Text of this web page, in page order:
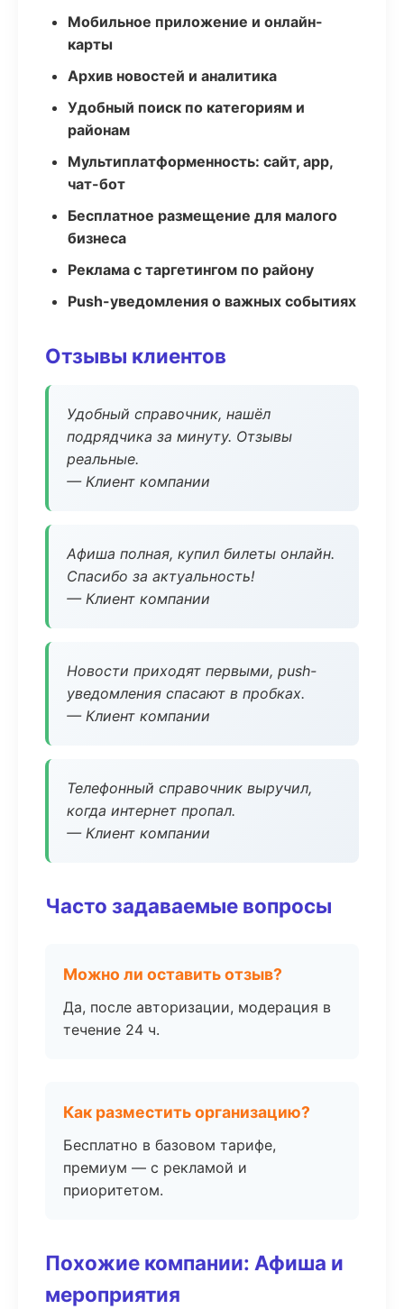
Мобильное приложение и онлайн-
карты
Архив новостей и аналитика
Удобный поиск по категориям и
районам
Мультиплатформенность: сайт, app,
чат-бот
Бесплатное размещение для малого
бизнеса
Реклама с таргетингом по району
Push-уведомления о важных событиях
Отзывы клиентов
Удобный справочник, нашёл
подрядчика за минуту. Отзывы
реальные.
— Клиент компании
Афиша полная, купил билеты онлайн.
Спасибо за актуальность!
— Клиент компании
Новости приходят первыми, push-
уведомления спасают в пробках.
— Клиент компании
Телефонный справочник выручил,
когда интернет пропал.
— Клиент компании
Часто задаваемые вопросы
Можно ли оставить отзыв?
Да, после авторизации, модерация в
течение 24 ч.
Как разместить организацию?
Бесплатно в базовом тарифе,
премиум — с рекламой и
приоритетом.
Похожие компании: Афиша и
мероприятия